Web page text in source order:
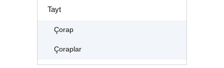
Tayt
Çorap
Çoraplar